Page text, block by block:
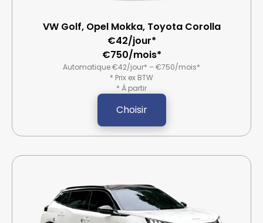
VW Golf, Opel Mokka, Toyota Corolla
€42/jour*
€750/mois*
Automatique €42/jour* – €750/mois*
* Prix ex BTW
* À partir
Choisir